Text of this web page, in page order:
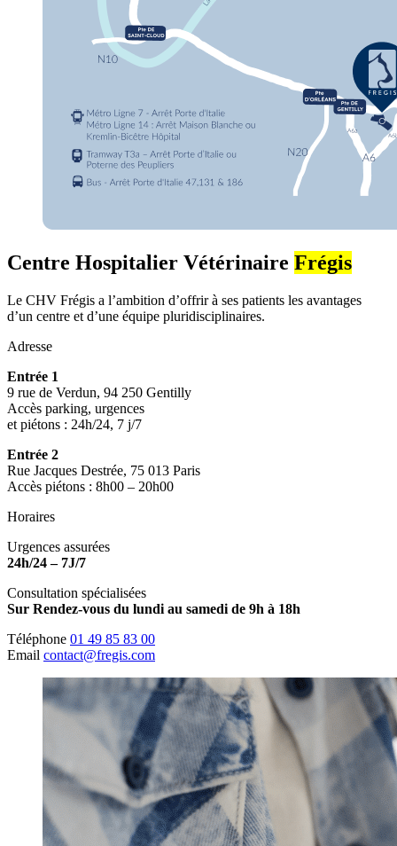
Centre Hospitalier Vétérinaire Frégis
Le CHV Frégis a l’ambition d’offrir à ses patients les avantages
d’un centre et d’une équipe pluridisciplinaires.
Adresse
Entrée 1
9 rue de Verdun, 94 250 Gentilly
Accès parking, urgences
et piétons : 24h/24, 7 j/7
Entrée 2
Rue Jacques Destrée, 75 013 Paris
Accès piétons : 8h00 – 20h00
Horaires
Urgences assurées
24h/24 – 7J/7
Consultation spécialisées
Sur Rendez-vous du lundi au samedi de 9h à 18h
Téléphone 01 49 85 83 00
Email contact@fregis.com